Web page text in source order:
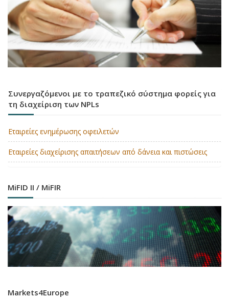
Συνεργαζόμενοι με το τραπεζικό σύστημα φορείς για
τη διαχείριση των NPLs
Εταιρείες ενημέρωσης οφειλετών
Εταιρείες διαχείρισης απαιτήσεων από δάνεια και πιστώσεις
MiFID II / MiFIR
Markets4Europe